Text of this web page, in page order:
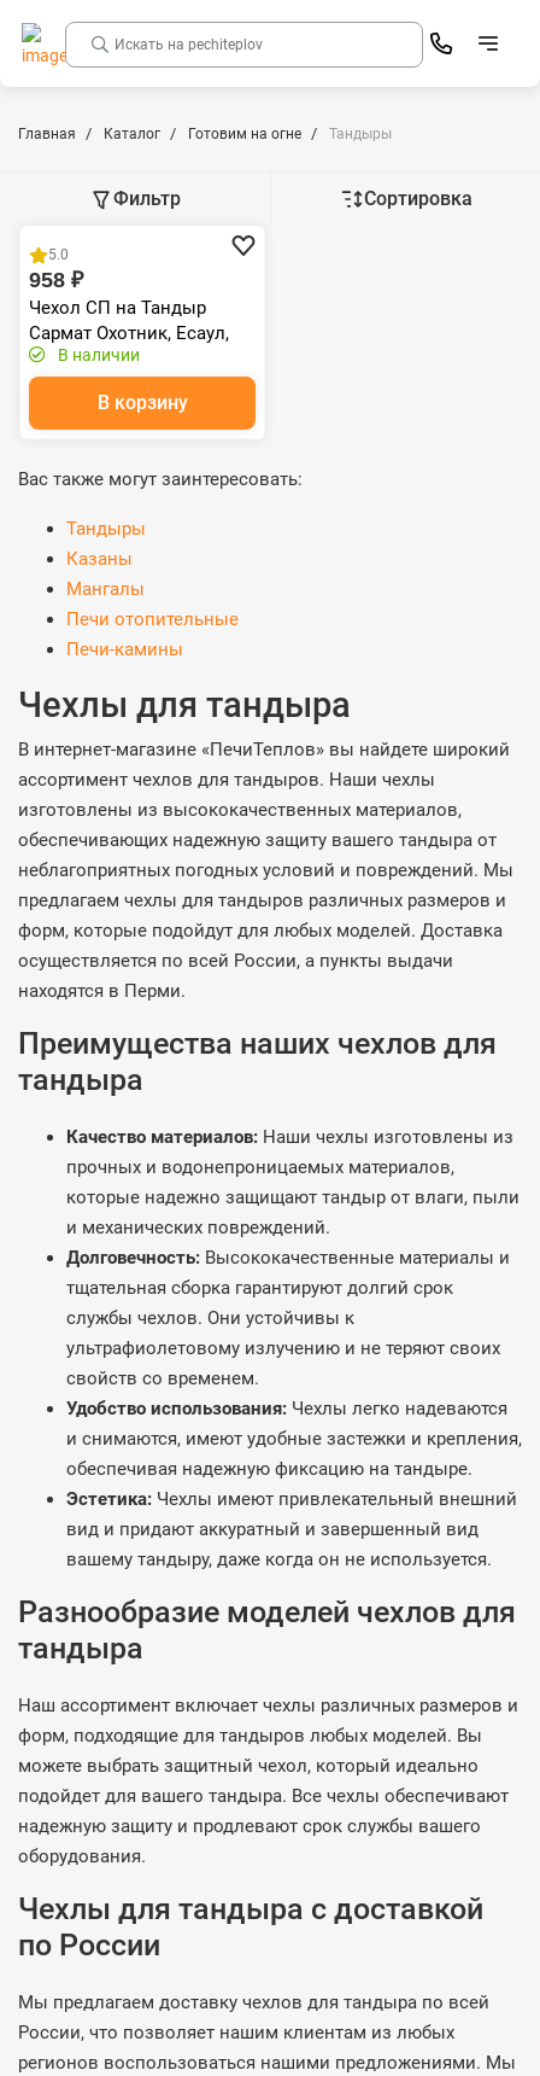
Главная Каталог Готовим на огне Тандыры
Фильтр Сортировка
Распродажа
5.0
958 ₽
Чехол СП на Тандыр
Сармат Охотник, Есаул,
Тамерлан, Фирменный,
Аполлон, Гектор
В наличии
В корзину
Вас также могут заинтересовать:
Тандыры
Казаны
Мангалы
Печи отопительные
Печи-камины
Чехлы для тандыра
В интернет-магазине «ПечиТеплов» вы найдете широкий
ассортимент чехлов для тандыров. Наши чехлы
изготовлены из высококачественных материалов,
обеспечивающих надежную защиту вашего тандыра от
неблагоприятных погодных условий и повреждений. Мы
предлагаем чехлы для тандыров различных размеров и
форм, которые подойдут для любых моделей. Доставка
осуществляется по всей России, а пункты выдачи
находятся в Перми.
Преимущества наших чехлов для
тандыра
Качество материалов: Наши чехлы изготовлены из
прочных и водонепроницаемых материалов,
которые надежно защищают тандыр от влаги, пыли
и механических повреждений.
Долговечность: Высококачественные материалы и
тщательная сборка гарантируют долгий срок
службы чехлов. Они устойчивы к
ультрафиолетовому излучению и не теряют своих
свойств со временем.
Удобство использования: Чехлы легко надеваются
и снимаются, имеют удобные застежки и крепления,
обеспечивая надежную фиксацию на тандыре.
Эстетика: Чехлы имеют привлекательный внешний
вид и придают аккуратный и завершенный вид
вашему тандыру, даже когда он не используется.
Разнообразие моделей чехлов для
тандыра
Наш ассортимент включает чехлы различных размеров и
форм, подходящие для тандыров любых моделей. Вы
можете выбрать защитный чехол, который идеально
подойдет для вашего тандыра. Все чехлы обеспечивают
надежную защиту и продлевают срок службы вашего
оборудования.
Чехлы для тандыра с доставкой
по России
Мы предлагаем доставку чехлов для тандыра по всей
России, что позволяет нашим клиентам из любых
регионов воспользоваться нашими предложениями. Мы